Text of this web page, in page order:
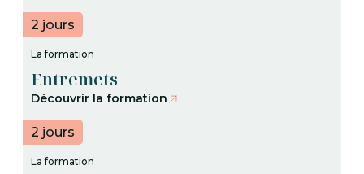
2 jours
La formation
Entremets
Découvrir la formation
2 jours
La formation